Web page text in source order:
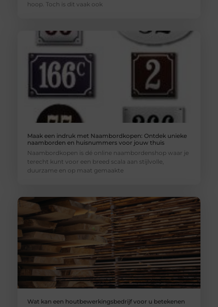
hoop. Toch is dit vaak ook
Maak een indruk met Naambordkopen: Ontdek unieke
naamborden en huisnummers voor jouw thuis
Naambordkopen is dé online naambordenshop waar je
terecht kunt voor een breed scala aan stijlvolle,
duurzame en op maat gemaakte
Wat kan een houtbewerkingsbedrijf voor u betekenen